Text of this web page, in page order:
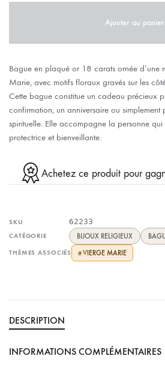
Ajouter au panier
Bague en plaqué or 18 carats ornée d’une
Marie, avec motifs floraux gravés sur les
Cette bague constitue un cadeau précieux
confirmation, un anniversaire ou simplement
spirituelle. Elle accompagne la personne
protectrice et bienveillante.
Achetez ce produit pour
SKU 62233
CATÉGORIE BIJOUX RELIGIEUX
THÈMES ASSOCIÉS #VIERGE MARIE
DESCRIPTION
INFORMATIONS COMPLÉMENTAIRES